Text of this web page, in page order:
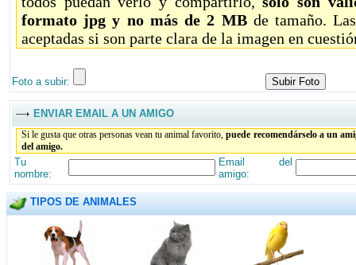
formato jpg y no más de 2 MBde tamaño.
aceptadas si son parte clara de la imagen en
Foto a subir:
ENVIAR EMAIL A UN AMIGO
Si le gusta que otras personas vean tu animal favorito,puede recomendárselo a un
del amigo.
Tu
nombre:
Email del
amigo:
TIPOS DE ANIMALES